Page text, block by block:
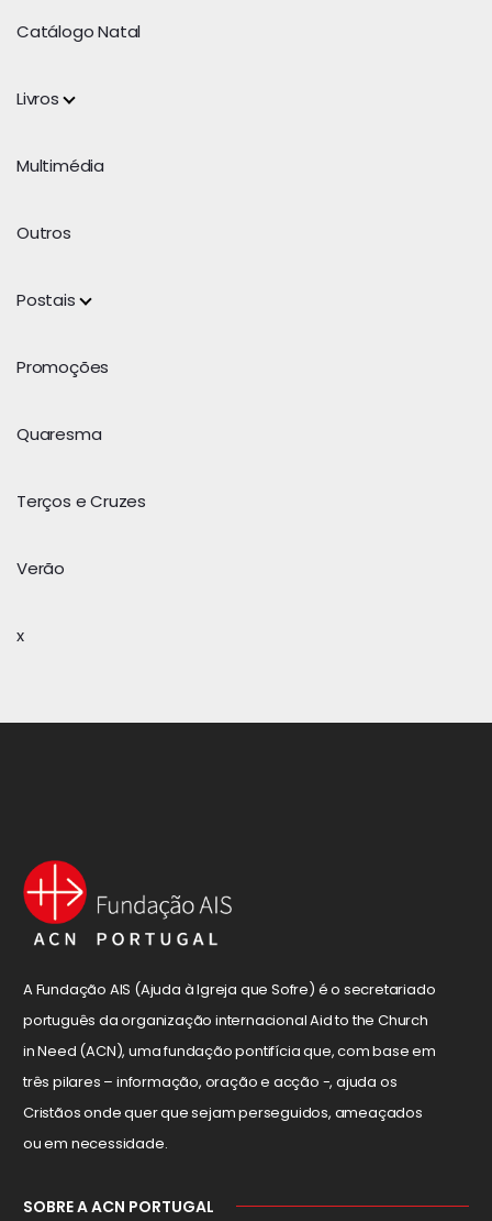
Catálogo Natal
Livros
Multimédia
Outros
Postais
Promoções
Quaresma
Terços e Cruzes
Verão
x
A Fundação AIS (Ajuda à Igreja que Sofre) é o secretariado
português da organização internacional Aid to the Church
in Need (ACN), uma fundação pontifícia que, com base em
três pilares – informação, oração e acção -, ajuda os
Cristãos onde quer que sejam perseguidos, ameaçados
ou em necessidade.
SOBRE A ACN PORTUGAL